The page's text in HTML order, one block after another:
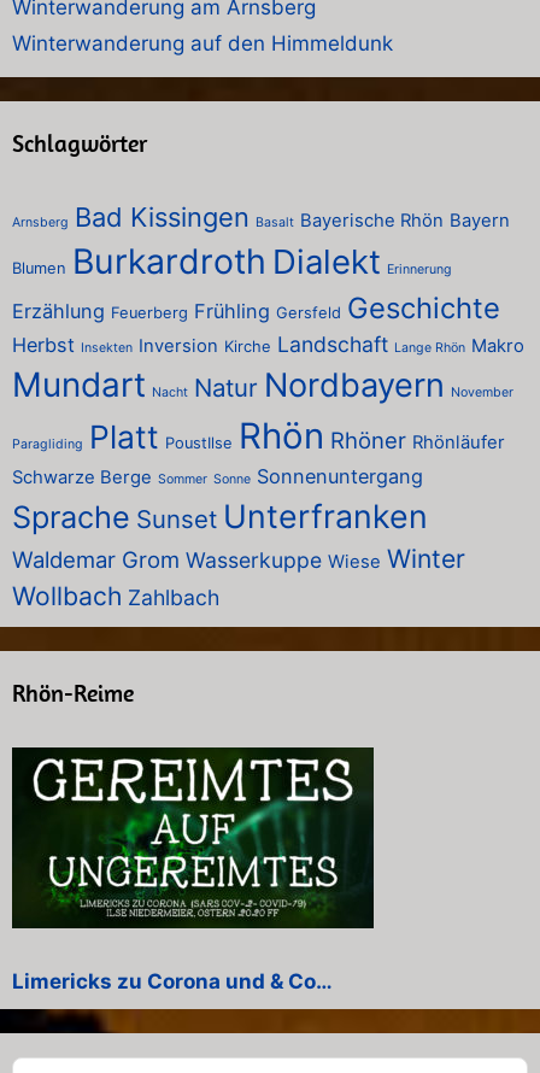
Winterwanderung am Arnsberg
Winterwanderung auf den Himmeldunk
Schlagwörter
Arnsberg Bad Kissingen Basalt Bayerische Rhön Bayern
Blumen Burkardroth Dialekt Erinnerung
Erzählung Feuerberg Frühling Gersfeld Geschichte
Herbst Insekten Inversion Kirche Landschaft Lange Rhön Makro
Mundart Nacht Natur Nordbayern November
Paragliding Platt PoustIlse Rhön Rhöner Rhönläufer
Schwarze Berge Sommer Sonne Sonnenuntergang
Sprache Sunset Unterfranken
Waldemar Grom Wasserkuppe Wiese Winter
Wollbach Zahlbach
Rhön-Reime
Limericks zu Corona und & Co…